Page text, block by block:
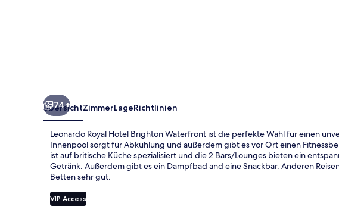
74+
ÜbersichtZimmerLageRichtlinien
Leonardo Royal Hotel Brighton Waterfront ist die perfekte Wahl für einen
Innenpool sorgt für Abkühlung und außerdem gibt es vor Ort einen
ist auf britische Küche spezialisiert und die 2 Bars/Lounges bieten ein
Getränk. Außerdem gibt es ein Dampfbad and eine Snackbar. Anderen
Betten sehr gut.
VIP Access